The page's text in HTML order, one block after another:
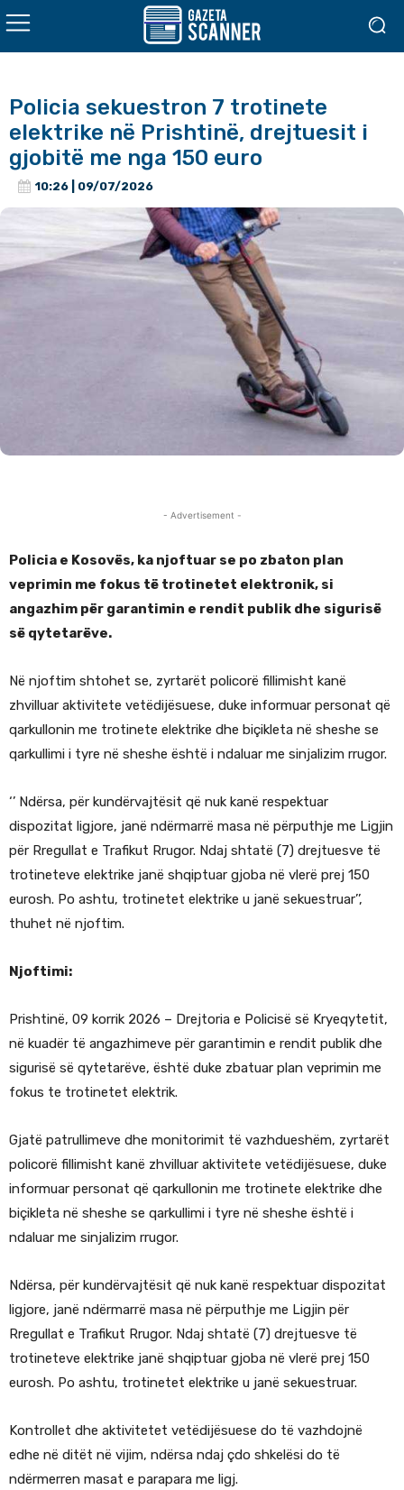
Policia sekuestron 7 trotinete
elektrike në Prishtinë, drejtuesit i
gjobitë me nga 150 euro
10:26 | 09/07/2026
- Advertisement -
Policia e Kosovës, ka njoftuar se po zbaton plan
veprimin me fokus të trotinetet elektronik, si
angazhim për garantimin e rendit publik dhe sigurisë
së qytetarëve.
Në njoftim shtohet se, zyrtarët policorë fillimisht kanë
zhvilluar aktivitete vetëdijësuese, duke informuar personat që
qarkullonin me trotinete elektrike dhe biçikleta në sheshe se
qarkullimi i tyre në sheshe është i ndaluar me sinjalizim rrugor.
‘’ Ndërsa, për kundërvajtësit që nuk kanë respektuar
dispozitat ligjore, janë ndërmarrë masa në përputhje me Ligjin
për Rregullat e Trafikut Rrugor. Ndaj shtatë (7) drejtuesve të
trotineteve elektrike janë shqiptuar gjoba në vlerë prej 150
eurosh. Po ashtu, trotinetet elektrike u janë sekuestruar’’,
thuhet në njoftim.
Njoftimi:
Prishtinë, 09 korrik 2026 – Drejtoria e Policisë së Kryeqytetit,
në kuadër të angazhimeve për garantimin e rendit publik dhe
sigurisë së qytetarëve, është duke zbatuar plan veprimin me
fokus te trotinetet elektrik.
Gjatë patrullimeve dhe monitorimit të vazhdueshëm, zyrtarët
policorë fillimisht kanë zhvilluar aktivitete vetëdijësuese, duke
informuar personat që qarkullonin me trotinete elektrike dhe
biçikleta në sheshe se qarkullimi i tyre në sheshe është i
ndaluar me sinjalizim rrugor.
Ndërsa, për kundërvajtësit që nuk kanë respektuar dispozitat
ligjore, janë ndërmarrë masa në përputhje me Ligjin për
Rregullat e Trafikut Rrugor. Ndaj shtatë (7) drejtuesve të
trotineteve elektrike janë shqiptuar gjoba në vlerë prej 150
eurosh. Po ashtu, trotinetet elektrike u janë sekuestruar.
Kontrollet dhe aktivitetet vetëdijësuese do të vazhdojnë
edhe në ditët në vijim, ndërsa ndaj çdo shkelësi do të
ndërmerren masat e parapara me ligj.